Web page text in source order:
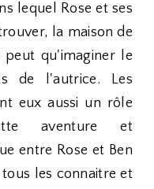
lequel Rose et ses
la maison de
qu'imaginer le
de l'autrice. Les
eux aussi un rôle
aventure et
entre Rose et Ben
les connaitre et